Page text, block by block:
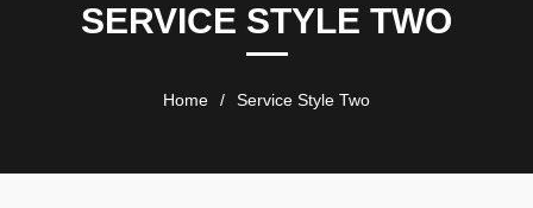
SERVICE STYLE TWO
Home / Service Style Two